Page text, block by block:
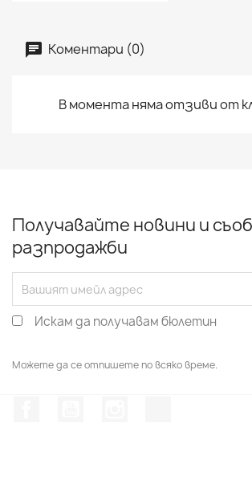
Коментари (0)
В момента няма отзиви от
Получавайте новини и
разпродажби
Искам да получавам бюлетин
Можете да се отпишете по всяко време.